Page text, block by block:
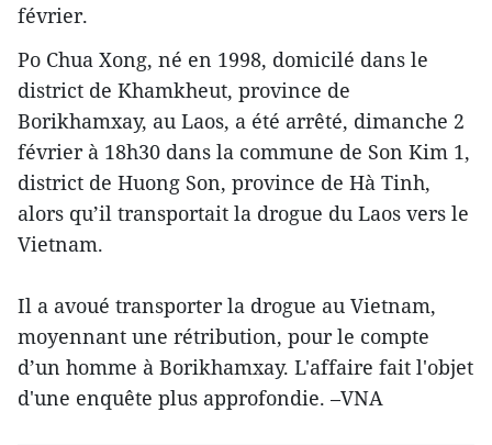
février.
Po Chua Xong, né en 1998, domicilé dans le
district de Khamkheut, province de
Borikhamxay, au Laos, a été arrêté, dimanche 2
février à 18h30 dans la commune de Son Kim 1,
district de Huong Son, province de Hà Tinh,
alors qu’il transportait la drogue du Laos vers le
Vietnam.
Il a avoué transporter la drogue au Vietnam,
moyennant une rétribution, pour le compte
d’un homme à Borikhamxay. L'affaire fait l'objet
d'une enquête plus approfondie. –VNA